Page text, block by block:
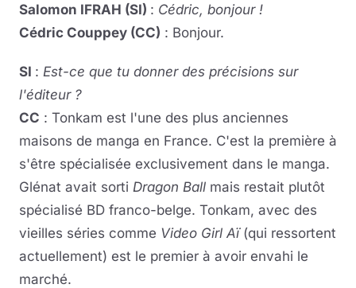
Salomon IFRAH (SI) : Cédric, bonjour !
Cédric Couppey (CC) : Bonjour.
SI : Est-ce que tu donner des précisions sur
l'éditeur ?
CC : Tonkam est l'une des plus anciennes
maisons de manga en France. C'est la première à
s'être spécialisée exclusivement dans le manga.
Glénat avait sorti Dragon Ball mais restait plutôt
spécialisé BD franco-belge. Tonkam, avec des
vieilles séries comme Video Girl Aï(qui ressortent
actuellement) est le premier à avoir envahi le
marché.